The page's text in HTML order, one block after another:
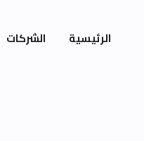
الرئيسية الشركات